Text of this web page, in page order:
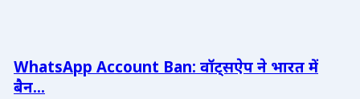
WhatsApp Account Ban: वॉट्सऐप ने भारत में
बैन...